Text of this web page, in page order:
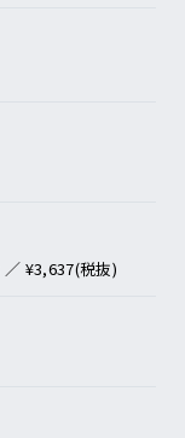
／ ¥3,637(税抜)